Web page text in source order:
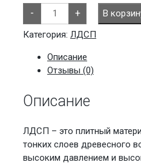
-
Количество
товара
Дуб
Делано
Серый
Кроностар
+
В
Категория: ЛДСП
Описание
Отзывы (0)
Описание
ЛДСП – это плитный
тонких слоев древесного
высоким давлением и